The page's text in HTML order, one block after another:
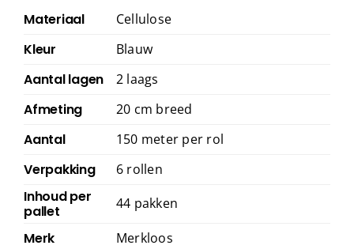
Materiaal Cellulose
Kleur Blauw
Aantal lagen 2 laags
Afmeting 20 cm breed
Aantal 150 meter per rol
Verpakking 6 rollen
Inhoud per
pallet
44 pakken
Merk Merkloos